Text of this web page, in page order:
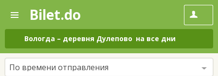
—
Поиск
и
покупка
билетов
на
Bilet.do
Вологда – деревня Дулепово на все дни
По времени отправления